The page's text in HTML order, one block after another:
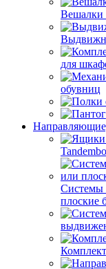
Вешалки
для
обувниц
Системы
плоские